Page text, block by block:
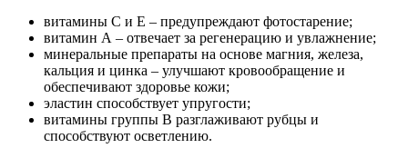
витамины С и Е – предупреждают фотостарение;
витамин А – отвечает за регенерацию и увлажнение;
минеральные препараты на основе магния, железа,
кальция и цинка – улучшают кровообращение и
обеспечивают здоровье кожи;
эластин способствует упругости;
витамины группы В разглаживают рубцы и
способствуют осветлению.